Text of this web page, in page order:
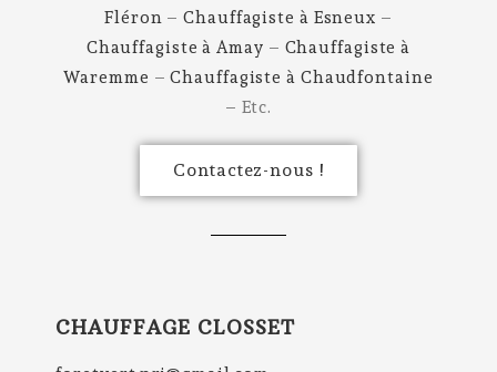
Fléron –Chauffagiste à Esneux –
Chauffagiste à Amay – Chauffagiste à
Waremme –Chauffagiste à Chaudfontaine
– Etc.
Contactez-nous !
CHAUFFAGE CLOSSET